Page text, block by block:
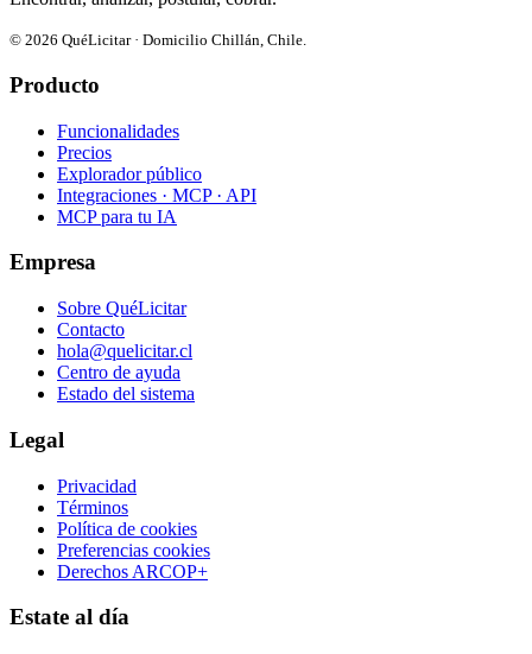
© 2026 QuéLicitar · Domicilio Chillán, Chile.
Producto
Funcionalidades
Precios
Explorador público
Integraciones · MCP · API
MCP para tu IA
Empresa
Sobre QuéLicitar
Contacto
hola@quelicitar.cl
Centro de ayuda
Estado del sistema
Legal
Privacidad
Términos
Política de cookies
Preferencias cookies
Derechos ARCOP+
Estate al día